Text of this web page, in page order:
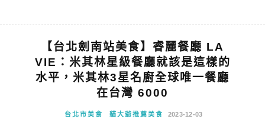
【台北劍南站美食】睿麗餐廳 LA
VIE：米其林星級餐廳就該是這樣的
水平，米其林3星名廚全球唯一餐廳
在台灣 6000
台北市美食 貓大爺推薦美食 2023-12-03